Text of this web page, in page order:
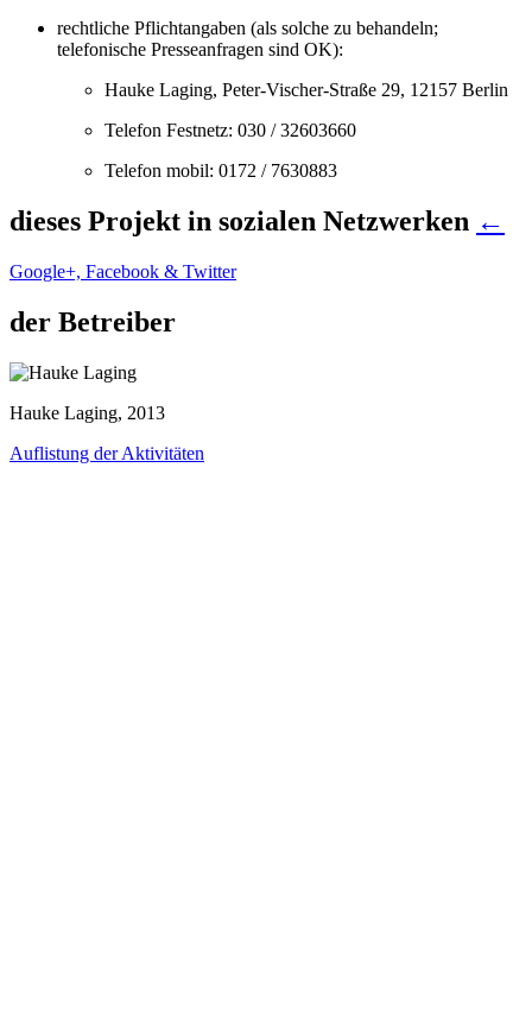
rechtliche Pflichtangaben (als solche zu behandeln;
telefonische Presseanfragen sind OK):
Hauke Laging, Peter-Vischer-Straße 29, 12157 Berlin
Telefon Festnetz: 030 / 32603660
Telefon mobil: 0172 / 7630883
dieses Projekt in sozialen Netzwerken ←
Google+, Facebook & Twitter
der Betreiber
Hauke Laging, 2013
Auflistung der Aktivitäten